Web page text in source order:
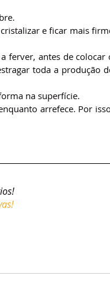
e ficar mais
ferver, antes de colocar
toda a produção
na superfície.
arrefece. Por